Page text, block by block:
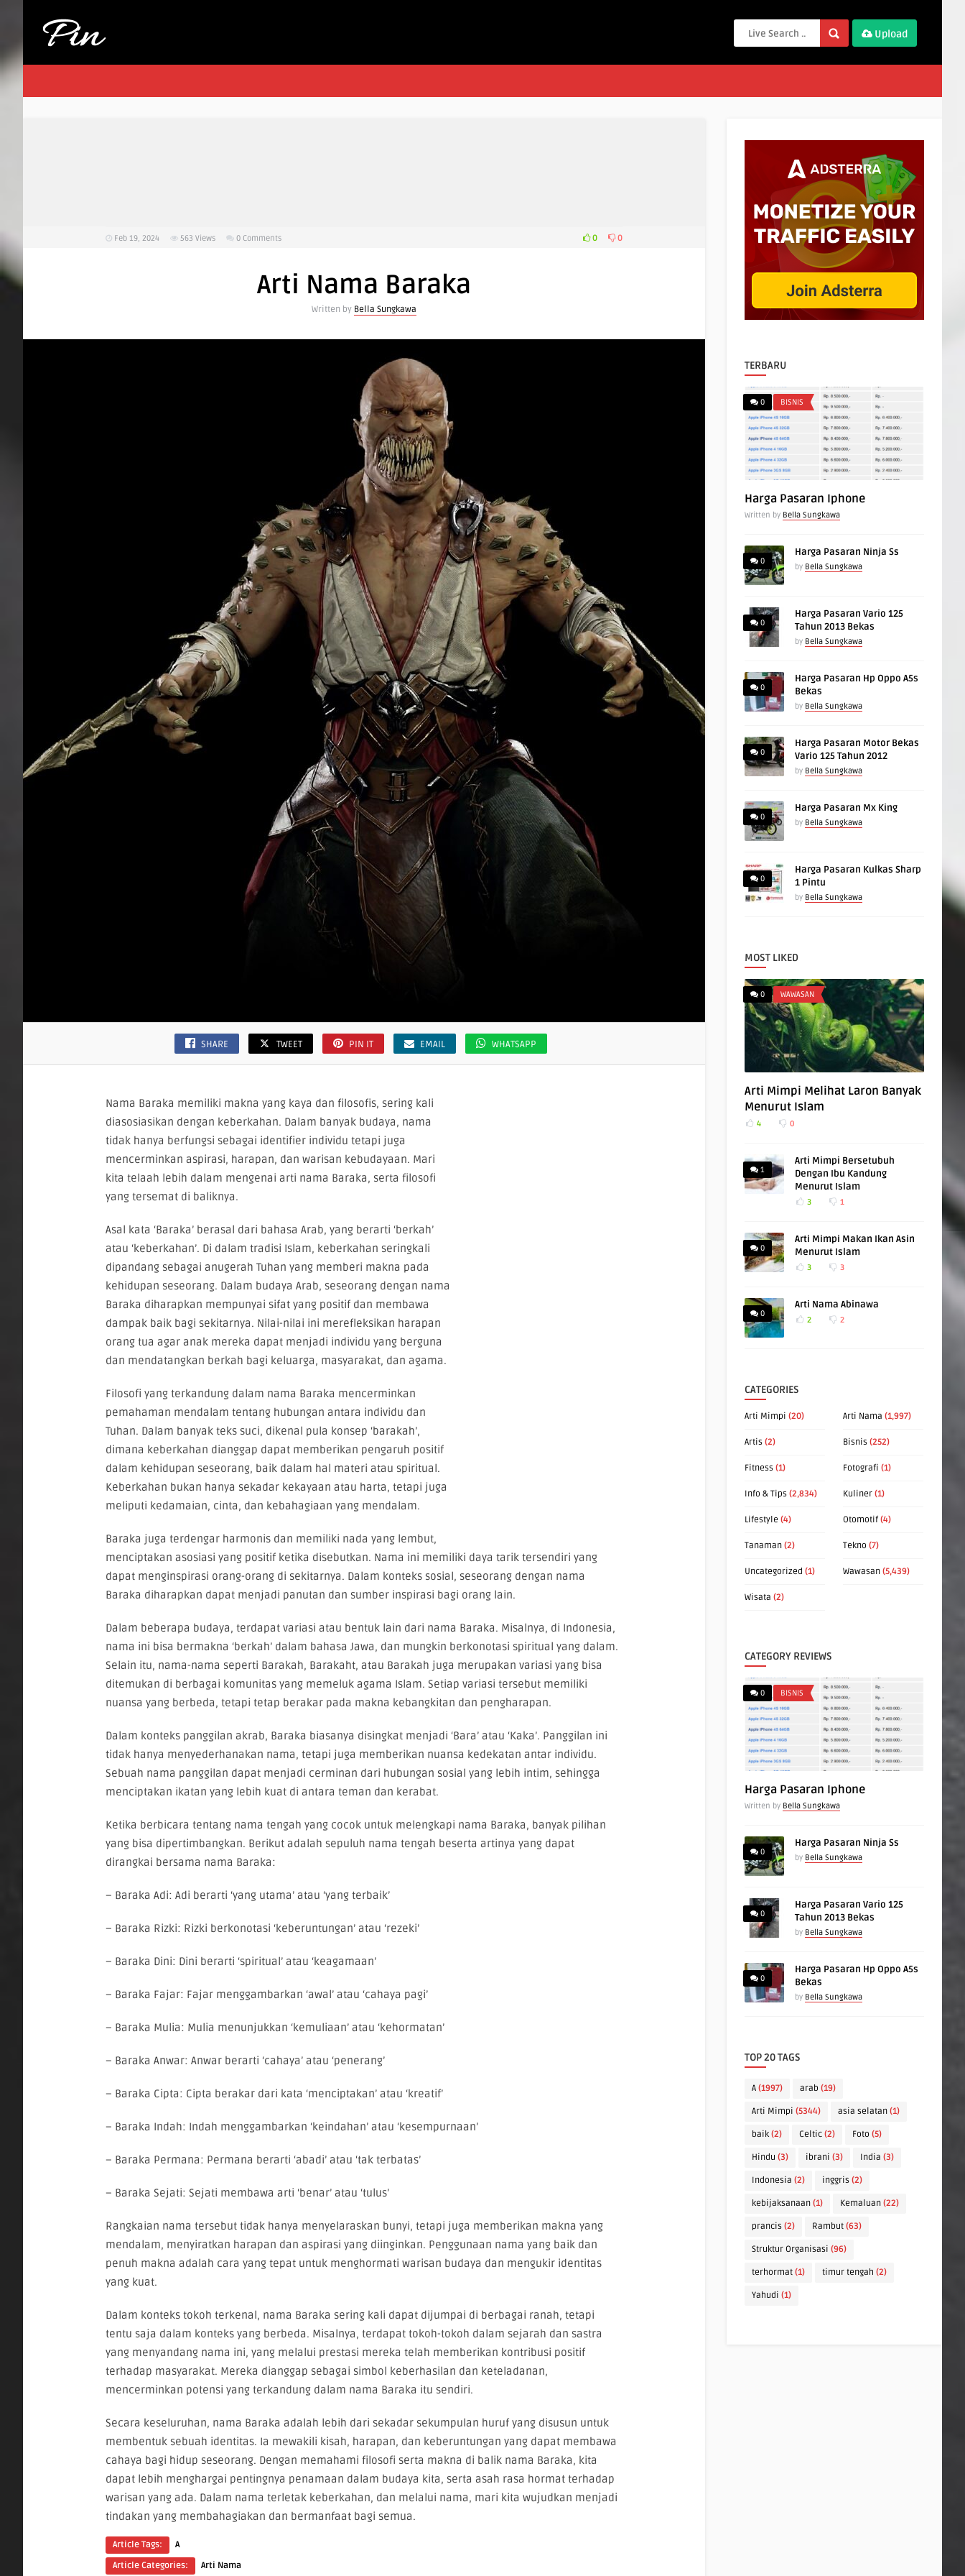
Upload
Feb 19, 2024 563 Views 0 Comments 0 0
Arti Nama Baraka
Written by Bella Sungkawa
SHARE TWEET PIN IT EMAIL WHATSAPP
Nama Baraka memiliki makna yang kaya dan filosofis, sering kali
diasosiasikan dengan keberkahan. Dalam banyak budaya, nama
tidak hanya berfungsi sebagai identifier individu tetapi juga
mencerminkan aspirasi, harapan, dan warisan kebudayaan. Mari
kita telaah lebih dalam mengenai arti nama Baraka, serta filosofi
yang tersemat di baliknya.
Asal kata ‘Baraka’ berasal dari bahasa Arab, yang berarti ‘berkah’
atau ‘keberkahan’. Di dalam tradisi Islam, keberkahan seringkali
dipandang sebagai anugerah Tuhan yang memberi makna pada
kehidupan seseorang. Dalam budaya Arab, seseorang dengan nama
Baraka diharapkan mempunyai sifat yang positif dan membawa
dampak baik bagi sekitarnya. Nilai-nilai ini merefleksikan harapan
orang tua agar anak mereka dapat menjadi individu yang berguna
dan mendatangkan berkah bagi keluarga, masyarakat, dan agama.
Filosofi yang terkandung dalam nama Baraka mencerminkan
pemahaman mendalam tentang hubungan antara individu dan
Tuhan. Dalam banyak teks suci, dikenal pula konsep ‘barakah’,
dimana keberkahan dianggap dapat memberikan pengaruh positif
dalam kehidupan seseorang, baik dalam hal materi atau spiritual.
Keberkahan bukan hanya sekadar kekayaan atau harta, tetapi juga
meliputi kedamaian, cinta, dan kebahagiaan yang mendalam.
Baraka juga terdengar harmonis dan memiliki nada yang lembut,
menciptakan asosiasi yang positif ketika disebutkan. Nama ini memiliki daya tarik tersendiri yang
dapat menginspirasi orang-orang di sekitarnya. Dalam konteks sosial, seseorang dengan nama
Baraka diharapkan dapat menjadi panutan dan sumber inspirasi bagi orang lain.
Dalam beberapa budaya, terdapat variasi atau bentuk lain dari nama Baraka. Misalnya, di Indonesia,
nama ini bisa bermakna ‘berkah’ dalam bahasa Jawa, dan mungkin berkonotasi spiritual yang dalam.
Selain itu, nama-nama seperti Barakah, Barakaht, atau Barakah juga merupakan variasi yang bisa
ditemukan di berbagai komunitas yang memeluk agama Islam. Setiap variasi tersebut memiliki
nuansa yang berbeda, tetapi tetap berakar pada makna kebangkitan dan pengharapan.
Dalam konteks panggilan akrab, Baraka biasanya disingkat menjadi ‘Bara’ atau ‘Kaka’. Panggilan ini
tidak hanya menyederhanakan nama, tetapi juga memberikan nuansa kedekatan antar individu.
Sebuah nama panggilan dapat menjadi cerminan dari hubungan sosial yang lebih intim, sehingga
menciptakan ikatan yang lebih kuat di antara teman dan kerabat.
Ketika berbicara tentang nama tengah yang cocok untuk melengkapi nama Baraka, banyak pilihan
yang bisa dipertimbangkan. Berikut adalah sepuluh nama tengah beserta artinya yang dapat
dirangkai bersama nama Baraka:
– Baraka Adi: Adi berarti ‘yang utama’ atau ‘yang terbaik’
– Baraka Rizki: Rizki berkonotasi ‘keberuntungan’ atau ‘rezeki’
– Baraka Dini: Dini berarti ‘spiritual’ atau ‘keagamaan’
– Baraka Fajar: Fajar menggambarkan ‘awal’ atau ‘cahaya pagi’
– Baraka Mulia: Mulia menunjukkan ‘kemuliaan’ atau ‘kehormatan’
– Baraka Anwar: Anwar berarti ‘cahaya’ atau ‘penerang’
– Baraka Cipta: Cipta berakar dari kata ‘menciptakan’ atau ‘kreatif’
– Baraka Indah: Indah menggambarkan ‘keindahan’ atau ‘kesempurnaan’
– Baraka Permana: Permana berarti ‘abadi’ atau ‘tak terbatas’
– Baraka Sejati: Sejati membawa arti ‘benar’ atau ‘tulus’
Rangkaian nama tersebut tidak hanya menyelaraskan bunyi, tetapi juga memberikan makna yang
mendalam, menyiratkan harapan dan aspirasi yang diinginkan. Penggunaan nama yang baik dan
penuh makna adalah cara yang tepat untuk menghormati warisan budaya dan mengukir identitas
yang kuat.
Dalam konteks tokoh terkenal, nama Baraka sering kali dapat dijumpai di berbagai ranah, tetapi
tentu saja dalam konteks yang berbeda. Misalnya, terdapat tokoh-tokoh dalam sejarah dan sastra
yang menyandang nama ini, yang melalui prestasi mereka telah memberikan kontribusi positif
terhadap masyarakat. Mereka dianggap sebagai simbol keberhasilan dan keteladanan,
mencerminkan potensi yang terkandung dalam nama Baraka itu sendiri.
Secara keseluruhan, nama Baraka adalah lebih dari sekadar sekumpulan huruf yang disusun untuk
membentuk sebuah identitas. Ia mewakili kisah, harapan, dan keberuntungan yang dapat membawa
cahaya bagi hidup seseorang. Dengan memahami filosofi serta makna di balik nama Baraka, kita
dapat lebih menghargai pentingnya penamaan dalam budaya kita, serta asah rasa hormat terhadap
warisan yang ada. Dalam nama terletak keberkahan, dan melalui nama, mari kita wujudkan menjadi
tindakan yang membahagiakan dan bermanfaat bagi semua.
Article Tags:
A
Article Categories:
Arti Nama
TERBARU
0 BISNIS
Harga Pasaran Iphone
Written by Bella Sungkawa
0
Harga Pasaran Ninja Ss
by Bella Sungkawa
0
Harga Pasaran Vario 125
Tahun 2013 Bekas
by Bella Sungkawa
0
Harga Pasaran Hp Oppo A5s
Bekas
by Bella Sungkawa
0
Harga Pasaran Motor Bekas
Vario 125 Tahun 2012
by Bella Sungkawa
0
Harga Pasaran Mx King
by Bella Sungkawa
0
Harga Pasaran Kulkas Sharp
1 Pintu
by Bella Sungkawa
MOST LIKED
0 WAWASAN
Arti Mimpi Melihat Laron Banyak
Menurut Islam
4 0
1
Arti Mimpi Bersetubuh
Dengan Ibu Kandung
Menurut Islam
3 1
0
Arti Mimpi Makan Ikan Asin
Menurut Islam
3 3
0
Arti Nama Abinawa
2 2
CATEGORIES
Arti Mimpi (20) Arti Nama (1,997)
Artis (2) Bisnis (252)
Fitness (1) Fotografi (1)
Info & Tips (2,834) Kuliner (1)
Lifestyle (4) Otomotif (4)
Tanaman (2) Tekno (7)
Uncategorized (1) Wawasan (5,439)
Wisata (2)
CATEGORY REVIEWS
0 BISNIS
Harga Pasaran Iphone
Written by Bella Sungkawa
0
Harga Pasaran Ninja Ss
by Bella Sungkawa
0
Harga Pasaran Vario 125
Tahun 2013 Bekas
by Bella Sungkawa
0
Harga Pasaran Hp Oppo A5s
Bekas
by Bella Sungkawa
TOP 20 TAGS
A (1997) arab (19)
Arti Mimpi (5344) asia selatan (1)
baik (2) Celtic (2) Foto (5)
Hindu (3) ibrani (3) India (3)
Indonesia (2) inggris (2)
kebijaksanaan (1) Kemaluan (22)
prancis (2) Rambut (63)
Struktur Organisasi (96)
terhormat (1) timur tengah (2)
Yahudi (1)